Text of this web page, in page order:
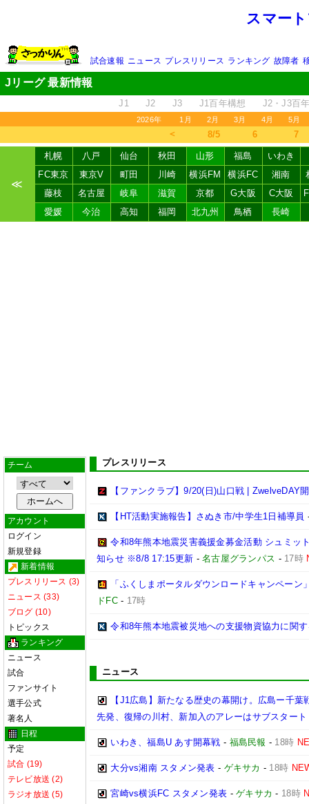
スマー
試合速報 ニュース プレスリリース ランキング 故障者
Jリーグ 最新情報
J1 J2 J3 J1百年構想 J2・J3百
2026年 1月 2月 3月 4月 5月
＜ 8/5 6 7
≪
札幌 八戸 仙台 秋田 山形 福島
いわき
FC東京
東京V 町田 川崎 横浜FM 横浜FC 湘南
藤枝
名古屋 岐阜 滋賀 京都 G大阪 C大阪
愛媛
今治 高知 福岡 北九州 鳥栖 長崎
チーム
アカウント
ログイン
新規登録
新着情報
プレスリリース (3)
ニュース (33)
ブログ (10)
トピックス
ランキング
ニュース
試合
ファンサイト
選手公式
著名人
日程
予定
試合 (19)
テレビ放送 (2)
ラジオ放送 (5)
プレスリリース
【ファンクラブ】9/20(日)山口戦 | ZwelveDAY
【HT活動実施報告】さぬき市/中学生1日補導員
令和8年熊本地震災害義援金募金活動 シュミッ
知らせ ※8/8 17:15更新 -名古屋グランパス - 17時
「ふくしまポータルダウンロードキャンペーン
ドFC- 17時
令和8年熊本地震被災地への支援物資協力に関
ニュース
【J1広島】新たなる歴史の幕開け。広島ー千
先発、復帰の川村、新加入のアレーはサブスタート
いわき、福島U あす開幕戦 - 福島民報 - 18時
大分vs湘南 スタメン発表 - ゲキサカ - 18時
宮崎vs横浜FC スタメン発表 -ゲキサカ - 18時